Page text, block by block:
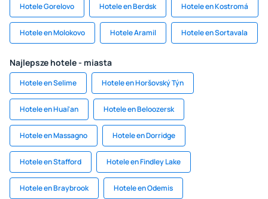
Hotele Gorelovo Hotele en Berdsk Hotele en Kostromá
Hotele en Molokovo Hotele Aramil Hotele en Sortavala
Najlepsze hotele - miasta
Hotele en Selime Hotele en Horšovský Týn
Hotele en Huai'an Hotele en Beloozersk
Hotele en Massagno Hotele en Dorridge
Hotele en Stafford Hotele en Findley Lake
Hotele en Braybrook Hotele en Odemis